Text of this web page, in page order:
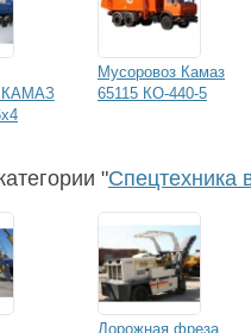
КАМАЗ
Мусоровоз Камаз
65115 КО-440-5
"Спецтехника
Дорожная фреза